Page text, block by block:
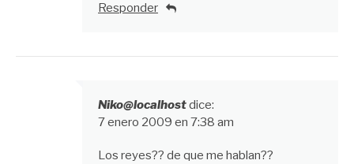
Responder
Niko@localhostdice:
7 enero 2009 en 7:38 am
Los reyes?? de que me hablan??